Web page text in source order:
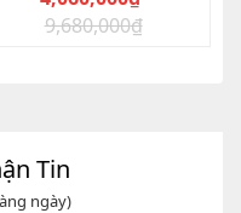
9,680,000₫
Giá
Giá
Tin
ngày)